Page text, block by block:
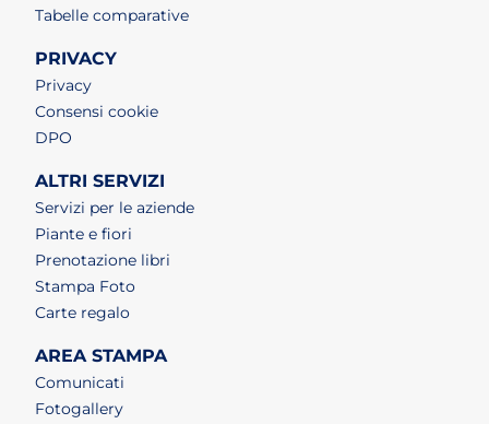
Tabelle comparative
PRIVACY
Privacy
Consensi cookie
DPO
ALTRI SERVIZI
Servizi per le aziende
Piante e fiori
Prenotazione libri
Stampa Foto
Carte regalo
AREA STAMPA
Comunicati
Fotogallery